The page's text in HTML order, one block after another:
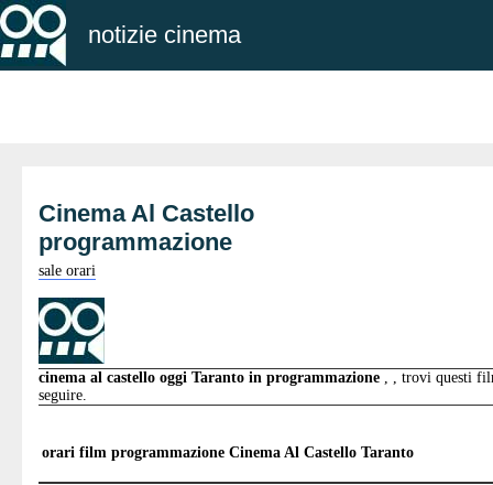
notizie cinema
Cinema Al Castello
programmazione
sale orari
cinema al castello oggi Taranto in programmazione , , trovi questi
seguire.
orari film programmazione Cinema Al Castello Taranto